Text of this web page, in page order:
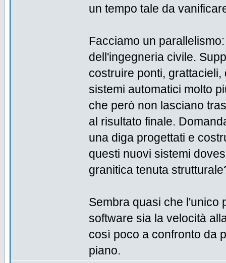
un tempo tale da
Facciamo un
dell'ingegneria civile.
costruire ponti,
sistemi automatici molto
che però non lasciano
al risultato finale.
una diga progettati e
questi nuovi sistemi
granitica tenuta
Sembra quasi che l'unico
software sia la velocità
così poco a confronto da
piano.